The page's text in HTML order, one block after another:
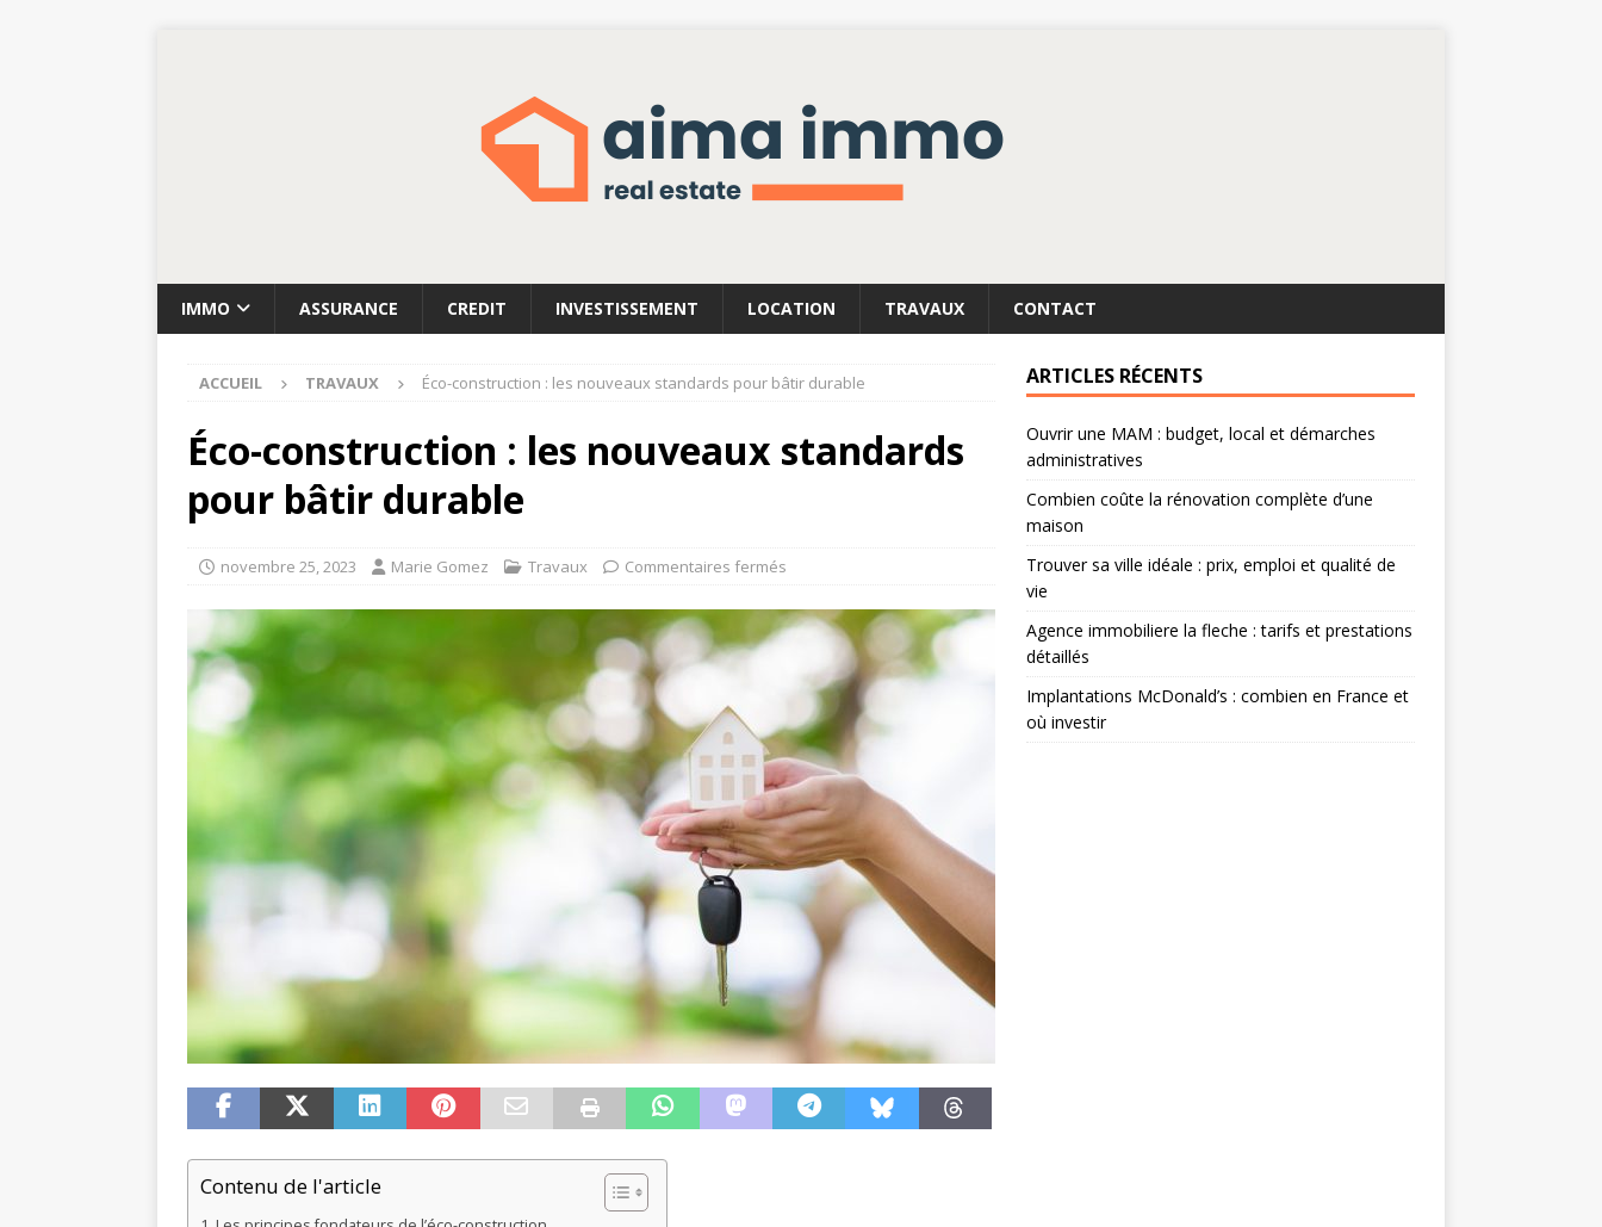
IMMO ASSURANCE CREDIT INVESTISSEMENT LOCATION TRAVAUX CONTACT
ACCUEIL TRAVAUX Éco-construction : les nouveaux standards pour bâtir durable
Éco-construction : les nouveaux standards
pour bâtir durable
novembre 25, 2023 Marie Gomez Travaux Commentaires fermés
Contenu de l'article
ARTICLES RÉCENTS
Ouvrir une MAM : budget, local et démarches
administratives
Combien coûte la rénovation complète d’une
maison
Trouver sa ville idéale : prix, emploi et qualité de
vie
Agence immobiliere la fleche : tarifs et prestations
détaillés
Implantations McDonald’s : combien en France et
où investir